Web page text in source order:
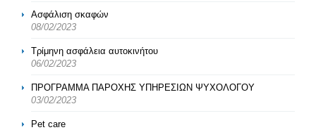
Ασφάλιση σκαφών
08/02/2023
Τρίμηνη ασφάλεια αυτοκινήτου
06/02/2023
ΠΡΟΓΡΑΜΜΑ ΠΑΡΟΧΗΣ ΥΠΗΡΕΣΙΩΝ ΨΥΧΟΛΟΓΟΥ
03/02/2023
Pet care